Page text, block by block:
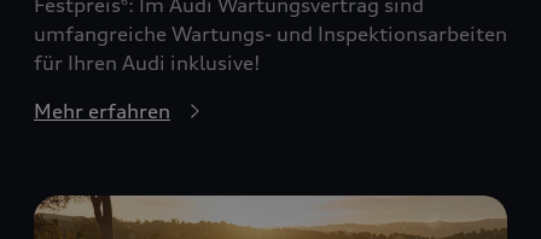
umfangreiche Wartungs- und Inspektionsarbeiten
für Ihren Audi inklusive!
Mehr erfahren